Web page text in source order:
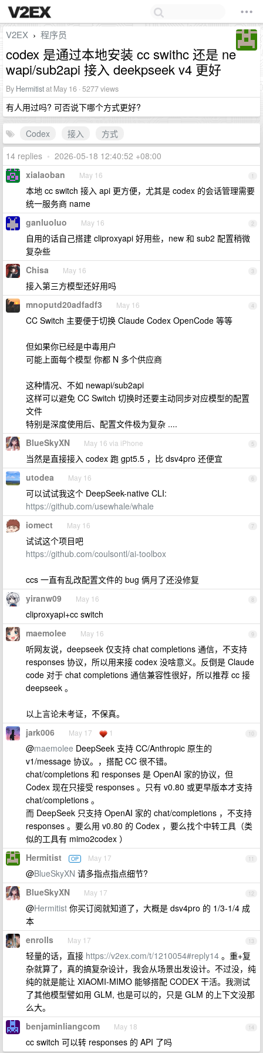
V2EX › 程序员
codex 是通过本地安装 cc swithc 还是 ne
wapi/sub2api 接入 deekpseek v4 更好
By Hermitistat May 16 · 5277 views
有人用过吗? 可否说下哪个方式更好?
Codex 接入
方式
14 replies • 2026-05-18 12:40:52 +08:00
1
xialaoban May 16
本地 cc switch 接入 api 更方便，尤其是 codex 的会话管理需要
统一服务商 name
2
ganluoluo May 16
自用的话自己搭建 cliproxyapi 好用些，new 和 sub2 配置稍微
复杂些
3
Chisa May 16
接入第三方模型还好用吗
4
mnoputd20adfadf3 May 16
CC Switch 主要便于切换 Claude Codex OpenCode 等等
但如果你已经是中毒用户
可能上面每个模型 你都 N 多个供应商
这种情况、不如 newapi/sub2api
这样可以避免 CC Switch 切换时还要主动同步对应模型的配置
文件
特别是深度使用后、配置文件极为复杂 ....
5
BlueSkyXN May 16 via iPhone
当然是直接接入 codex 跑 gpt5.5 ，比 dsv4pro 还便宜
6
utodea May 16
可以试试我这个 DeepSeek-native CLI:
https://github.com/usewhale/whale
7
iomect May 16
试试这个项目吧
https://github.com/coulsontl/ai-toolbox
ccs 一直有乱改配置文件的 bug 俩月了还没修复
8
yiranw09 May 16
cliproxyapi+cc switch
9
maemolee May 16
听网友说，deepseek 仅支持 chat completions 通信，不支持
responses 协议，所以用来接 codex 没啥意义。反倒是 Claude
code 对于 chat completions 通信兼容性很好，所以推荐 cc 接
deepseek 。
以上言论未考证，不保真。
10
jark006 May 17 1
@maemolee DeepSeek 支持 CC/Anthropic 原生的
v1/message 协议。，搭配 CC 很不错。
chat/completions 和 responses 是 OpenAI 家的协议，但
Codex 现在只接受 responses 。只有 v0.80 或更早版本才支持
chat/completions 。
而 DeepSeek 只支持 OpenAI 家的 chat/completions ，不支持
responses 。要么用 v0.80 的 Codex ，要么找个中转工具（类
似的工具有 mimo2codex ）
11
Hermitist OP May 17
@BlueSkyXN 请多指点指点细节?
12
BlueSkyXN May 17
@Hermitist 你买订阅就知道了，大概是 dsv4pro 的 1/3-1/4 成
本
13
enrolls May 17
轻量的话，直接 https://v2ex.com/t/1210054#reply14 。重+复
杂就算了，真的搞复杂设计，我会从场景出发设计。不过没，纯
纯的就是能让 XIAOMI-MIMO 能够搭配 CODEX 干活。我测试
了其他模型譬如用 GLM, 也是可以的，只是 GLM 的上下文没那
么大。
14
benjaminliangcom May 18
cc switch 可以转 responses 的 API 了吗